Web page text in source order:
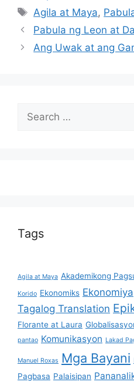
Tags
Agila at Maya,
Pabula ng Leon at
Ang Uwak at ang
for:
Tags
Agila at Maya Akademikong
Korido Ekonomiks Ekonomiya
Tagalog Translation
Florante at Laura
pantao Komunikasyon Lakad
Manuel Roxas Mga Bayani
Pagbasa Palaisipan